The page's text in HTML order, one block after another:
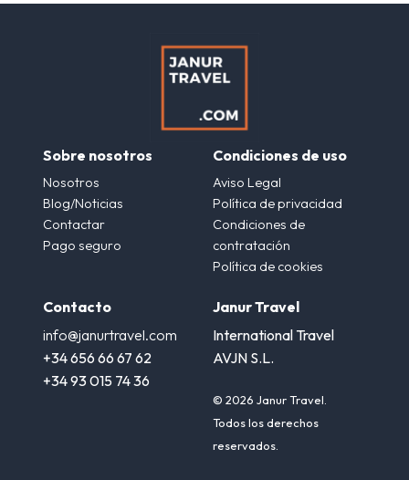
Sobre nosotros
Nosotros
Blog/Noticias
Contactar
Pago seguro
Condiciones de uso
Aviso Legal
Política de privacidad
Condiciones de
contratación
Política de cookies
Contacto
info@janurtravel.com
+34 656 66 67 62
+34 93 015 74 36
Janur Travel
International Travel
AVJN S.L.
© 2026 Janur Travel.
Todos los derechos
reservados.